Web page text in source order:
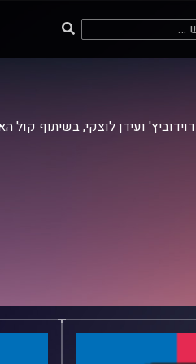
ועידן לוצקי, בשיתוף קול